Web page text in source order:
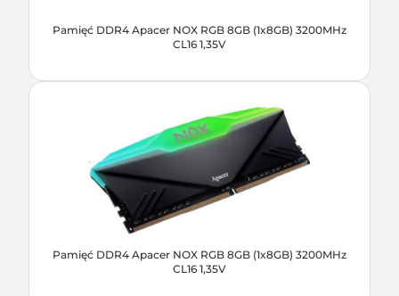
Pamięć DDR4 Apacer NOX RGB 8GB (1x8GB) 3200MHz
CL16 1,35V
Pamięć DDR4 Apacer NOX RGB 8GB (1x8GB) 3200MHz
CL16 1,35V